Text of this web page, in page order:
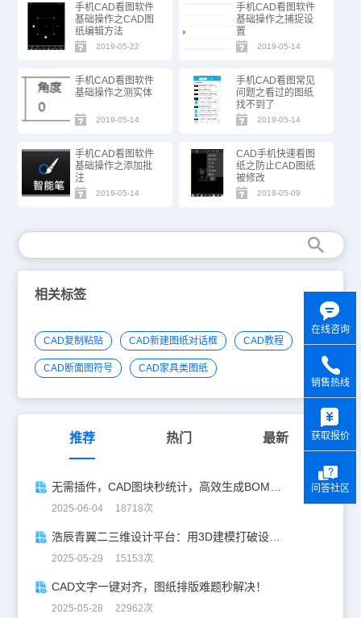
手机CAD看图软件
基础操作之CAD图
纸编辑方法
2019-05-22
手机CAD看图软件
基础操作之捕捉设
置
2019-05-14
手机CAD看图软件
基础操作之测实体
2019-05-14
手机CAD看图常见
问题之看过的图纸
找不到了
2019-05-14
手机CAD看图软件
基础操作之添加批
注
2019-05-14
CAD手机快速看图
纸之防止CAD图纸
被修改
2019-05-09
相关标签
CAD复制粘贴 CAD新建图纸对话框 CAD教程
CAD断面图符号 CAD家具类图纸
推荐 热门 最新
2025-06-04 18718次
浩辰青翼二三维设计平台：用3D建模打破设计边界
2025-05-29 15153次
CAD文字一键对齐，图纸排版难题秒解决！
2025-05-28 22962次
在线咨询
销售热线
获取报价
问答社区